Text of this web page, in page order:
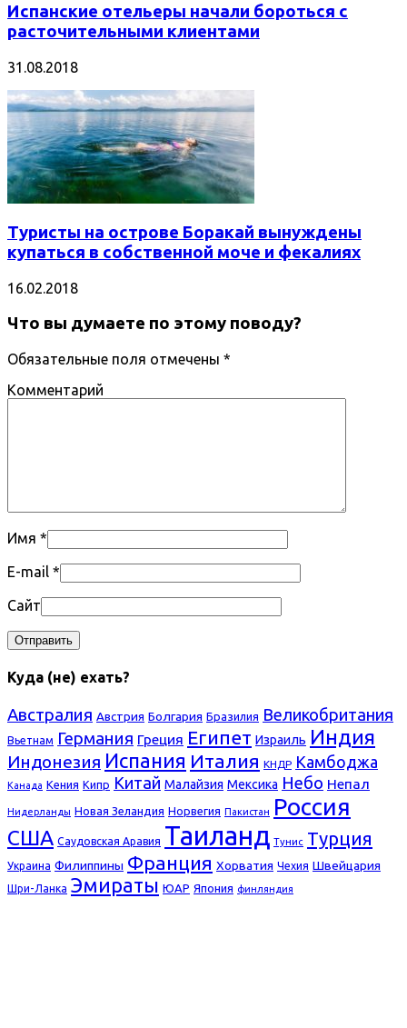
Испанские отельеры начали бороться с
расточительными клиентами
31.08.2018
Туристы на острове Боракай вынуждены
купаться в собственной моче и фекалиях
16.02.2018
Что вы думаете по этому поводу?
Обязательные поля отмечены *
Комментарий
Имя *
E-mail *
Сайт
Куда (не) ехать?
Австралия Австрия Болгария Бразилия Великобритания
Вьетнам Германия Греция Египет Израиль Индия
Индонезия Испания Италия КНДР Камбоджа
Канада Кения Кипр Китай Малайзия Мексика Небо Непал
Нидерланды Новая Зеландия Норвегия Пакистан Россия
США Саудовская Аравия Таиланд Тунис Турция
Украина Филиппины Франция Хорватия Чехия Швейцария
Шри-Ланка Эмираты ЮАР Япония финляндия